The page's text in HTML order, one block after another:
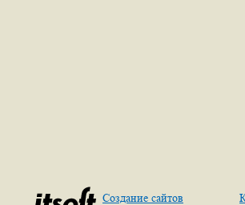
Создание сайтов